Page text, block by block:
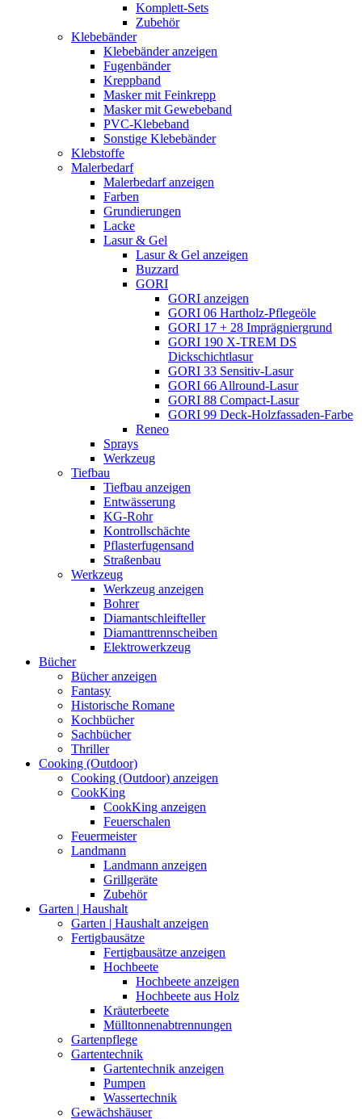
Komplett-Sets
Zubehör
Klebebänder
Klebebänder anzeigen
Fugenbänder
Kreppband
Masker mit Feinkrepp
Masker mit Gewebeband
PVC-Klebeband
Sonstige Klebebänder
Klebstoffe
Malerbedarf
Malerbedarf anzeigen
Farben
Grundierungen
Lacke
Lasur & Gel
Lasur & Gel anzeigen
Buzzard
GORI
GORI anzeigen
GORI 06 Hartholz-Pflegeöle
GORI 17 + 28 Imprägniergrund
GORI 190 X-TREM DS
Dickschichtlasur
GORI 33 Sensitiv-Lasur
GORI 66 Allround-Lasur
GORI 88 Compact-Lasur
GORI 99 Deck-Holzfassaden-Farbe
Reneo
Sprays
Werkzeug
Tiefbau
Tiefbau anzeigen
Entwässerung
KG-Rohr
Kontrollschächte
Pflasterfugensand
Straßenbau
Werkzeug
Werkzeug anzeigen
Bohrer
Diamantschleifteller
Diamanttrennscheiben
Elektrowerkzeug
Bücher
Bücher anzeigen
Fantasy
Historische Romane
Kochbücher
Sachbücher
Thriller
Cooking (Outdoor)
Cooking (Outdoor) anzeigen
CookKing
CookKing anzeigen
Feuerschalen
Feuermeister
Landmann
Landmann anzeigen
Grillgeräte
Zubehör
Garten | Haushalt
Garten | Haushalt anzeigen
Fertigbausätze
Fertigbausätze anzeigen
Hochbeete
Hochbeete anzeigen
Hochbeete aus Holz
Kräuterbeete
Mülltonnenabtrennungen
Gartenpflege
Gartentechnik
Gartentechnik anzeigen
Pumpen
Wassertechnik
Gewächshäuser